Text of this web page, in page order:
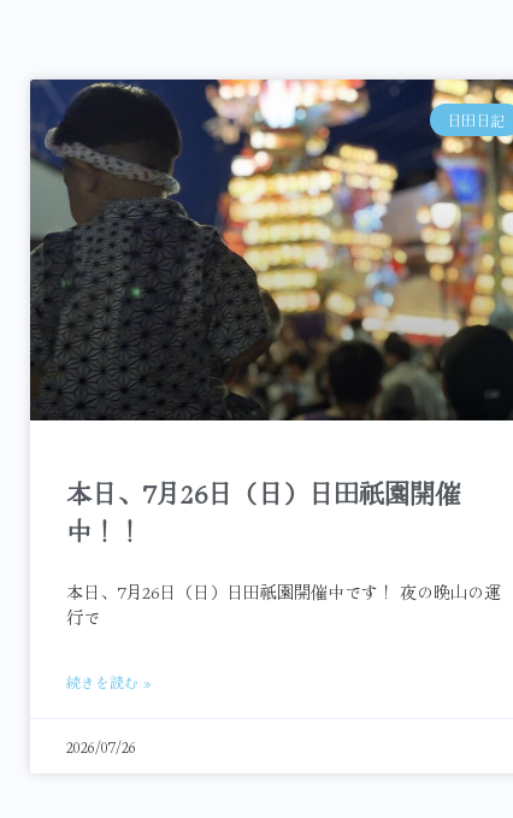
日田日記
本日、7月26日（日）日田祇園開催
中！！
本日、7月26日（日）日田祇園開催中です！ 夜の晩山の運
行で
続きを読む »
2026/07/26